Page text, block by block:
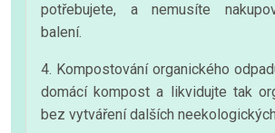
potřebujete, a nemusíte
balení.
4. Kompostování organického
domácí kompost a likvidujte tak
bez vytváření dalších